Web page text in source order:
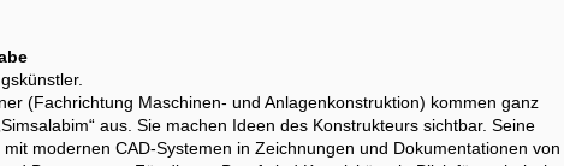
(Fachrichtung Maschinen- und Anlagenkonstruktion) kommen ganz
aus. Sie machen Ideen des Konstrukteurs sichtbar. Seine
modernen CAD-Systemen in Zeichnungen und Dokumentationen von